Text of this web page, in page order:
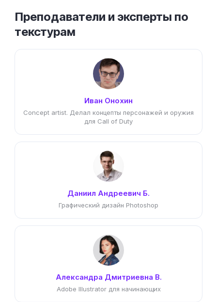
Преподаватели и эксперты по
текстурам
Иван Онохин
Concept artist. Делал концепты персонажей и оружия
для Call of Duty
Даниил Андреевич Б.
Графический дизайн Photoshop
Александра Дмитриевна В.
Adobe Illustrator для начинающих